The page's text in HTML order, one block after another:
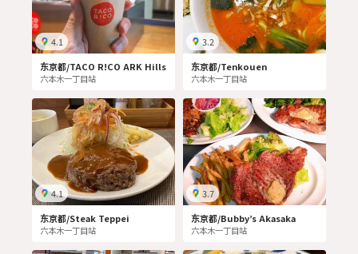
4.1
东京都/TACO R!CO ARK Hills
六本木一丁目站
4.1
东京都/Steak Teppei
六本木一丁目站
3.2
东京都/Tenkouen
六本木一丁目站
3.7
东京都/Bubby’s Akasaka
六本木一丁目站